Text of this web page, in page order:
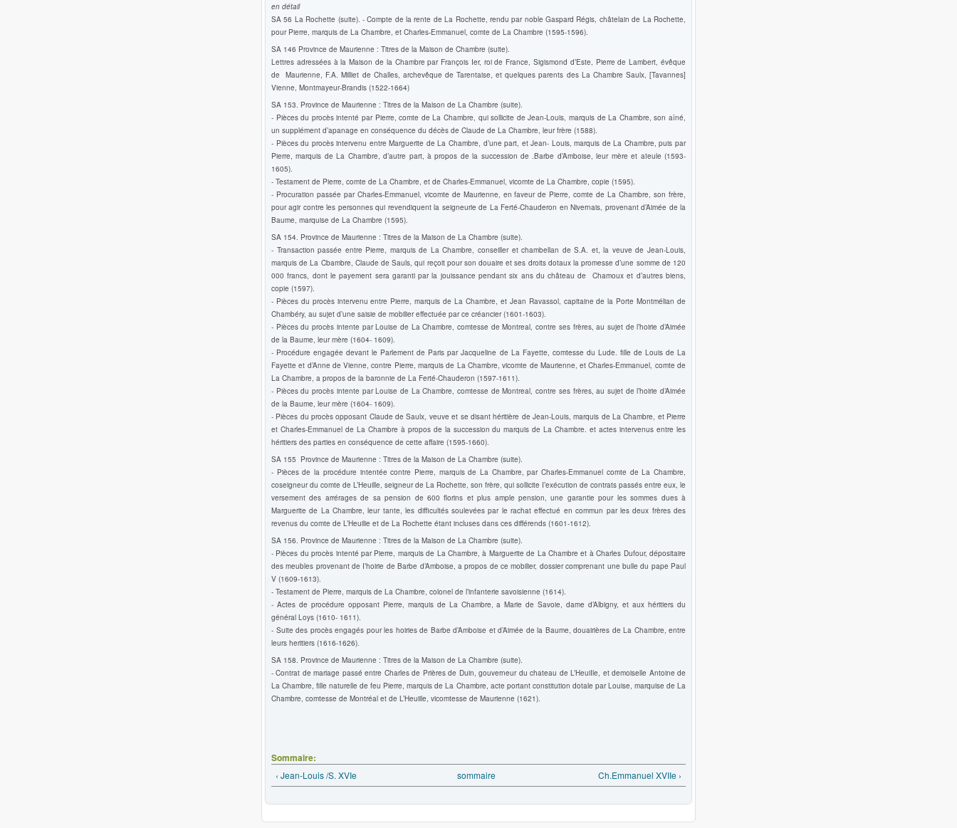
en détail
SA 56 La Rochette (suite). - Compte de la rente de La Rochette, rendu par noble Gaspard Régis, châtelain de La Rochette,
pour Pierre, marquis de La Chambre, et Charles-Emmanuel, comte de La Chambre (1595-1596).
SA 146 Province de Maurienne : Titres de la Maison de Chambre (suite).
Lettres adressées à la Maison de la Chambre par François Ier, roi de France, Sigismond d’Este, Pierre de Lambert, évêque
de Maurienne, F.A. Milliet de Challes, archevêque de Tarentaise, et quelques parents des La Chambre Saulx, [Tavannes]
Vienne, Montmayeur-Brandis (1522-1664)
SA 153. Province de Maurienne : Titres de la Maison de La Chambre (suite).
- Pièces du procès intenté par Pierre, comte de La Chambre, qui sollicite de Jean-Louis, marquis de La Chambre, son aîné,
un supplément d’apanage en conséquence du décès de Claude de La Chambre, leur frère (1588).
- Pièces du procès intervenu entre Marguerite de La Chambre, d’une part, et Jean- Louis, marquis de La Chambre, puis par
Pierre, marquis de La Chambre, d’autre part, à propos de la succession de .Barbe d’Amboise, leur mère et aïeule (1593-
1605).
- Testament de Pierre, comte de La Chambre, et de Charles-Emmanuel, vicomte de La Chambre, copie (1595).
- Procuration passée par Charles-Emmanuel, vicomte de Maurienne, en faveur de Pierre, comte de La Chambre, son frère,
pour agir contre les personnes qui revendiquent la seigneurie de La Ferté-Chauderon en Nivernais, provenant d’Aimée de la
Baume, marquise de La Chambre (1595).
SA 154. Province de Maurienne : Titres de la Maison de La Chambre (suite).
- Transaction passée entre Pierre, marquis de La Chambre, conseiller et chambellan de S.A. et, la veuve de Jean-Louis,
marquis de La Cbambre, Claude de Sauls, qui reçoit pour son douaire et ses droits dotaux la promesse d’une somme de 120
000 francs, dont le payement sera garanti par la jouissance pendant six ans du château de Chamoux et d’autres biens,
copie (1597).
- Pièces du procès intervenu entre Pierre, marquis de La Chambre, et Jean Ravassol, capitaine de la Porte Montmélian de
Chambéry, au sujet d’une saisie de mobilier effectuée par ce créancier (1601-1603).
- Pièces du procès intente par Louise de La Chambre, comtesse de Montreal, contre ses frères, au sujet de l’hoirie d’Aimée
de la Baume, leur mère (1604- 1609).
- Procédure engagée devant le Parlement de Paris par Jacqueline de La Fayette, comtesse du Lude. fille de Louis de La
Fayette et d’Anne de Vienne, contre Pierre, marquis de La Chambre, vicomte de Maurienne, et Charles-Emmanuel, comte de
La Chambre, a propos de la baronnie de La Ferté-Chauderon (1597-1611).
- Pièces du procès intente par Louise de La Chambre, comtesse de Montreal, contre ses frères, au sujet de l’hoirie d’Aimée
de la Baume, leur mère (1604- 1609).
- Pièces du procès opposant Claude de Saulx, veuve et se disant héritière de Jean-Louis, marquis de La Chambre, et Pierre
et Charles-Emmanuel de La Chambre à propos de la succession du marquis de La Chambre. et actes intervenus entre les
héritiers des parties en conséquence de cette affaire (1595-1660).
SA 155 Province de Maurienne : Titres de la Maison de La Chambre (suite).
- Pièces de la procédure intentée contre Pierre, marquis de La Chambre, par Charles-Emmanuel comte de La Chambre,
coseigneur du comte de L’Heuille, seigneur de La Rochette, son frère, qui sollicite I’exécution de contrats passés entre eux, le
versement des arrérages de sa pension de 600 florins et plus ample pension, une garantie pour les sommes dues à
Marguerite de La Chambre, leur tante, les difficultés soulevées par le rachat effectué en commun par les deux frères des
revenus du comte de L’Heuilie et de La Rochette étant incluses dans ces différends (1601-1612).
SA 156. Province de Maurienne : Titres de la Maison de La Chambre (suite).
- Pièces du procès intenté par Pierre, marquis de La Chambre, à Marguerite de La Chambre et à Charles Dufour, dépositaire
des meubles provenant de I’hoirie de Barbe d’Amboise, a propos de ce mobilier, dossier comprenant une bulle du pape Paul
V (1609-1613).
- Testament de Pierre, marquis de La Chambre, colonel de l’infanterie savoisienne (1614).
- Actes de procédure opposant Pierre, marquis de La Chambre, a Marie de Savoie, dame d’Albigny, et aux héritiers du
général Loys (1610- 1611).
- Suite des procès engagés pour les hoiries de Barbe d’Amboise et d’Aimée de la Baume, douairières de La Chambre, entre
leurs heritiers (1616-1626).
SA 158. Province de Maurienne : Titres de la Maison de La Chambre (suite).
- Contrat de mariage passé entre Charles de Prières de Duin, gouverneur du chateau de L’HeuiIle, et demoiselle Antoine de
La Chambre, fille naturelle de feu Pierre, marquis de La Chambre, acte portant constitution dotale par Louise, marquise de La
Chambre, comtesse de Montréal et de L’Heuiile, vicomtesse de Maurienne (1621).
Sommaire:
‹ Jean-Louis /S. XVIe sommaire Ch.Emmanuel XVIIe ›